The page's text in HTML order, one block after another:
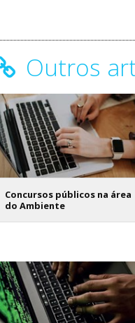
Outros
Concursos públicos na área
do Ambiente